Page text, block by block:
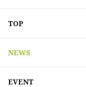
TOP
NEWS
EVENT